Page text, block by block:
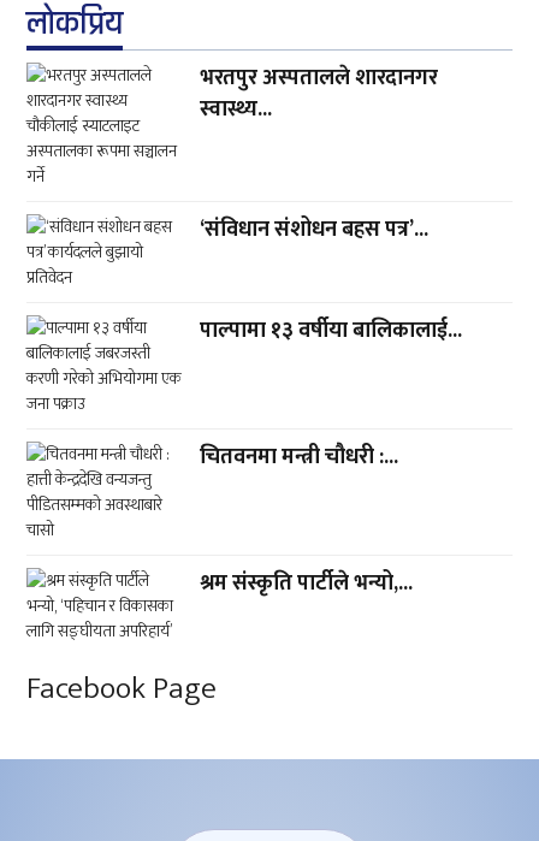
लाेकप्रिय
भरतपुर अस्पतालले शारदानगर
स्वास्थ्य...
‘संविधान संशोधन बहस पत्र’...
पाल्पामा १३ वर्षीया बालिकालाई...
चितवनमा मन्त्री चौधरी :...
श्रम संस्कृति पार्टीले भन्यो,...
Facebook Page